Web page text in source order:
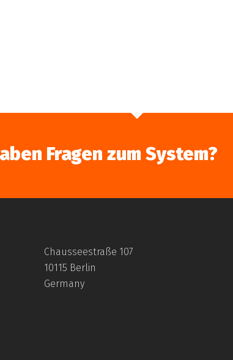
Fragen zum System?
Chausseestraße 107
10115 Berlin
Germany